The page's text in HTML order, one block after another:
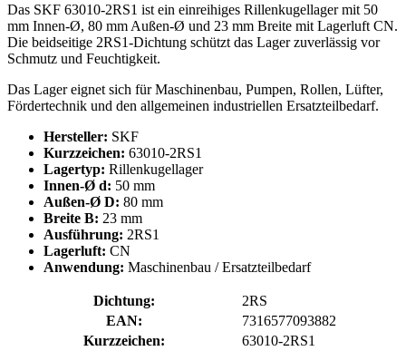
Das SKF 63010-2RS1 ist ein einreihiges Rillenkugellager mit 50
mm Innen-Ø, 80 mm Außen-Ø und 23 mm Breite mit Lagerluft CN.
Die beidseitige 2RS1-Dichtung schützt das Lager zuverlässig vor
Schmutz und Feuchtigkeit.
Das Lager eignet sich für Maschinenbau, Pumpen, Rollen, Lüfter,
Fördertechnik und den allgemeinen industriellen Ersatzteilbedarf.
Hersteller: SKF
Kurzzeichen: 63010-2RS1
Lagertyp: Rillenkugellager
Innen-Ø d: 50 mm
Außen-Ø D: 80 mm
Breite B: 23 mm
Ausführung: 2RS1
Lagerluft: CN
Anwendung: Maschinenbau / Ersatzteilbedarf
Dichtung:
2RS
EAN:
7316577093882
Kurzzeichen:
63010-2RS1